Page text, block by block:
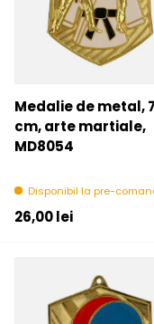
Medalie de metal,
cm, arte martiale,
MD8054
Disponibil la pre-
Pret initial
26,00 lei